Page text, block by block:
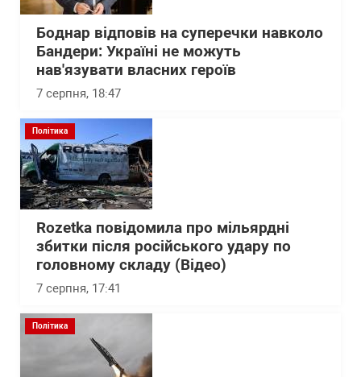
Боднар відповів на суперечки навколо
Бандери: Україні не можуть
нав'язувати власних героїв
7 серпня, 18:47
Політика
Rozetka повідомила про мільярдні
збитки після російського удару по
головному складу (Відео)
7 серпня, 17:41
Політика